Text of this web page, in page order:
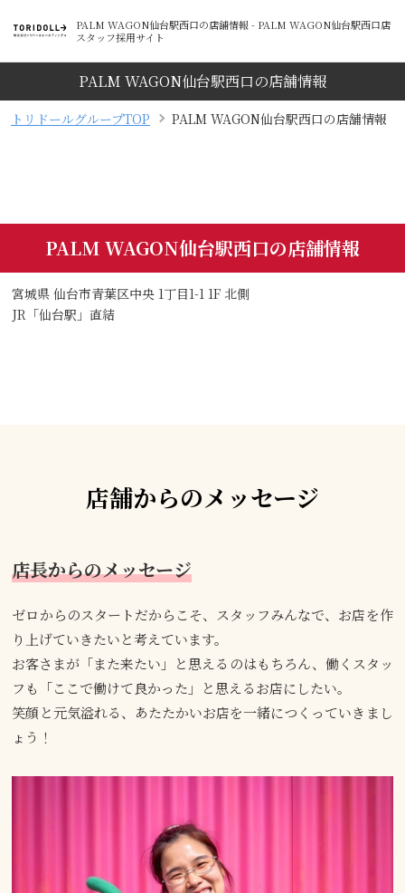
PALM WAGON仙台駅西口の店舗情報 - PALM WAGON仙台駅西口店
スタッフ採用サイト
PALM WAGON仙台駅西口の店舗情報
トリドールグループTOP PALM WAGON仙台駅西口の店舗情報
PALM WAGON仙台駅西口の店舗情報
宮城県 仙台市青葉区中央 1丁目1-1 1F 北側
JR「仙台駅」直結
店舗からのメッセージ
店長からのメッセージ
ゼロからのスタートだからこそ、スタッフみんなで、お店を作
り上げていきたいと考えています。
お客さまが「また来たい」と思えるのはもちろん、働くスタッ
フも「ここで働けて良かった」と思えるお店にしたい。
笑顔と元気溢れる、あたたかいお店を一緒につくっていきまし
ょう！